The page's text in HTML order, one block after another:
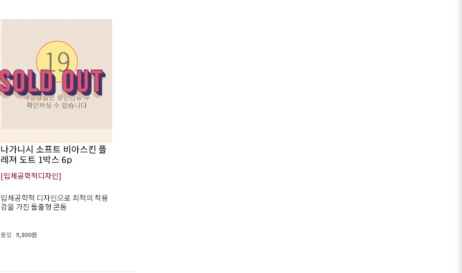
나가니시 소프트 비아스킨 플
레져 도트 1박스 6p
[입체공학적디자인]
입체공학적 디자인으로 최적의 착용
감을 가진 돌출형 콘돔
품절 9,800원